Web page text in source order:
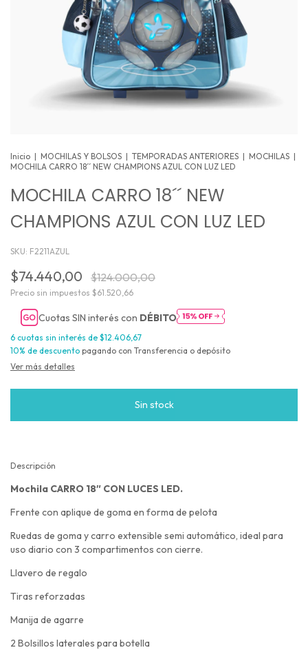
Inicio | MOCHILAS Y BOLSOS | TEMPORADAS ANTERIORES | MOCHILAS |
MOCHILA CARRO 18´´ NEW CHAMPIONS AZUL CON LUZ LED
MOCHILA CARRO 18´´ NEW
CHAMPIONS AZUL CON LUZ LED
SKU: F2211AZUL
$74.440,00 $124.000,00
Precio sin impuestos $61.520,66
Cuotas SIN interés con DÉBITO
6 cuotas sin interés de $12.406,67
10% de descuento pagando con Transferencia o depósito
Ver más detalles
Descripción
Mochila CARRO 18″ CON LUCES LED.
Frente con aplique de goma en forma de pelota
Ruedas de goma y carro extensible semi automático, ideal para
uso diario con 3 compartimentos con cierre.
Llavero de regalo
Tiras reforzadas
Manija de agarre
2 Bolsillos laterales para botella